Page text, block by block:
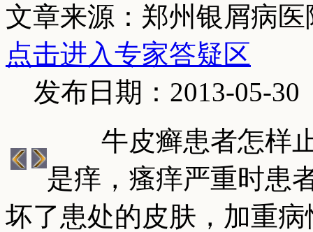
文章来源：郑州银屑病医
点击进入专家答疑区
发布日期：2013-05-30
牛皮癣患者怎样止
是痒，瘙痒严重时患
坏了患处的皮肤，加重